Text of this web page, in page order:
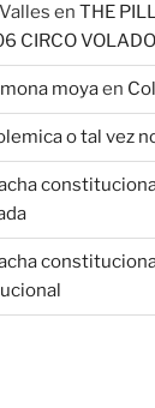
en THE
CIRCO
moyaen
o tal vez